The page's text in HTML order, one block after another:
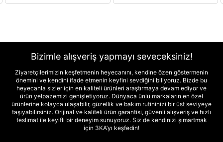
Bizimle alışveriş yapmayı seveceksiniz!
Ziyaretçilerimizin keşfetmenin heyecanını, kendine özen göstermenin
önemini ve kendini ifade etmenin keyfini sevdiğini biliyoruz. Bizde bu
heyecanla sizler için en kaliteli ürünleri araştırmaya devam ediyor ve
ürün yelpazemizi genişletiyoruz. Dünyaca ünlü markaların en özel
ürünlerine kolayca ulaşabilir, güzellik ve bakım rutininizi bir üst seviyeye
taşıyabilirsiniz. Orijinal ve kaliteli ürün garantisi, güvenli alışveriş ve hızlı
teslimat ile keyifli bir deneyim sunuyoruz. Siz de kendinizi şımartmak
için 3KA’yı keşfedin!